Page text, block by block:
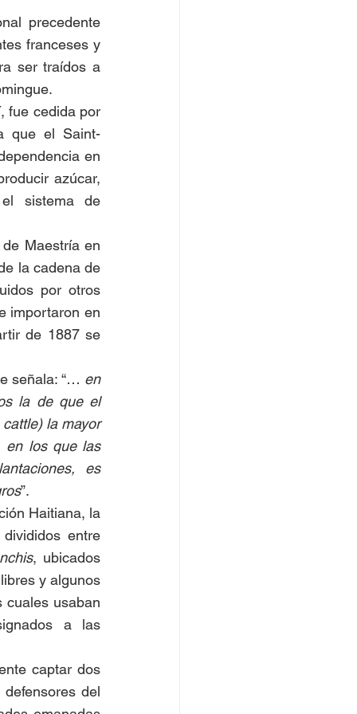
precedente
franceses y
ser traídos a
fue cedida por
que el Saint-
en
azúcar,
el sistema de
Maestría en
la cadena de
por otros
importaron en
de 1887 se
señala: “… en
la de que el
la mayor
en los que las
es
”.
Haitiana, la
entre
, ubicados
y algunos
cuales usaban
a las
captar dos
del